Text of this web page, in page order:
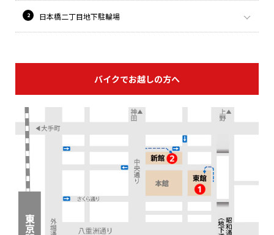
日本橋二丁目地下駐輪場
バイクでお越しの方へ